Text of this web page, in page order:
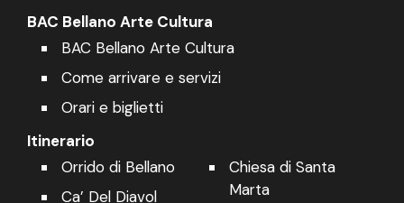
BAC Bellano Arte Cultura
BAC Bellano Arte Cultura
Come arrivare e servizi
Orari e biglietti
Itinerario
Orrido di Bellano
Ca’ Del Diavol
Chiesa di Santa
Marta